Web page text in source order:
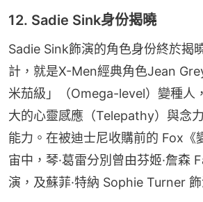
12. Sadie Sink身份揭曉
Sadie Sink飾演的角色身份終於揭
計，就是X-Men經典角色Jean
米茄級」（Omega-level）變種人
大的心靈感應（Telepathy）與念
能力。在被迪士尼收購前的 Fox《
宙中，琴·葛雷分別曾由芬姬·詹森
演，及蘇菲·特納 Sophie Turner 飾